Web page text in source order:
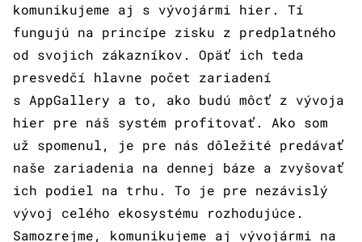
komunikujeme aj s vývojármi hier. Tí
fungujú na princípe zisku z predplatného
od svojich zákazníkov. Opäť ich teda
presvedčí hlavne počet zariadení
s AppGallery a to, ako budú môcť z vývoja
hier pre náš systém profitovať. Ako som
už spomenul, je pre nás dôležité predávať
naše zariadenia na dennej báze a zvyšovať
ich podiel na trhu. To je pre nezávislý
vývoj celého ekosystému rozhodujúce.
Samozrejme, komunikujeme aj vývojármi na